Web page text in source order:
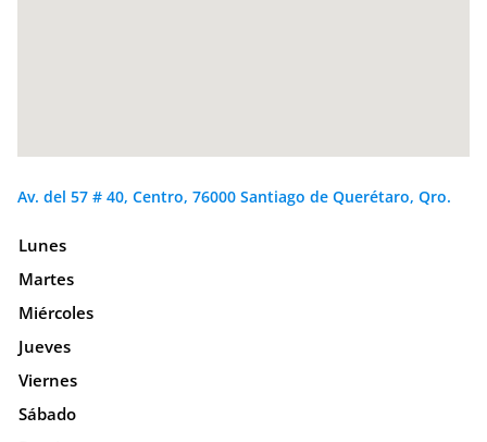
Av. del 57 # 40, Centro, 76000 Santiago de Querétaro, Qro.
Lunes
Martes
Miércoles
Jueves
Viernes
Sábado